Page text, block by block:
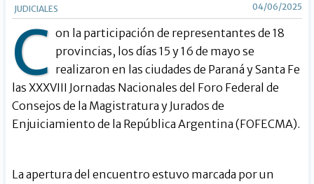
JUDICIALES 04/06/2025
C on la participación de representantes de 18
provincias, los días 15 y 16 de mayo se
realizaron en las ciudades de Paraná y Santa Fe
las XXXVIII Jornadas Nacionales del Foro Federal de
Consejos de la Magistratura y Jurados de
Enjuiciamiento de la República Argentina (FOFECMA).
La apertura del encuentro estuvo marcada por un